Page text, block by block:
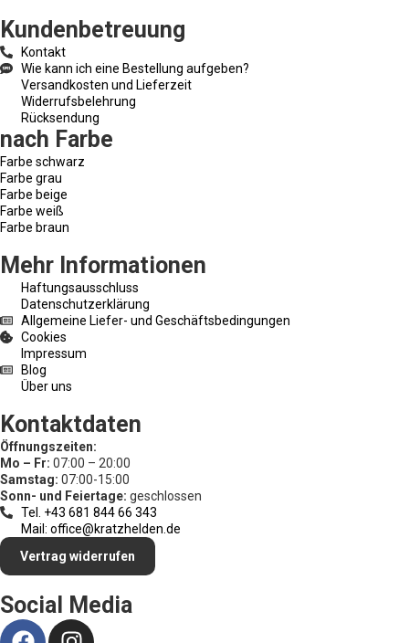
Kundenbetreuung
Kontakt
Wie kann ich eine Bestellung aufgeben?
Versandkosten und Lieferzeit
Widerrufsbelehrung
Rücksendung
nach Farbe
Farbe schwarz
Farbe grau
Farbe beige
Farbe weiß
Farbe braun
Mehr Informationen
Haftungsausschluss
Datenschutzerklärung
Allgemeine Liefer- und Geschäftsbedingungen
Cookies
Impressum
Blog
Über uns
Kontaktdaten
Öffnungszeiten:
Mo – Fr: 07:00 – 20:00
Samstag: 07:00-15:00
Sonn- und Feiertage: geschlossen
Tel. +43 681 844 66 343
Mail: office@kratzhelden.de
Vertrag widerrufen
Social Media